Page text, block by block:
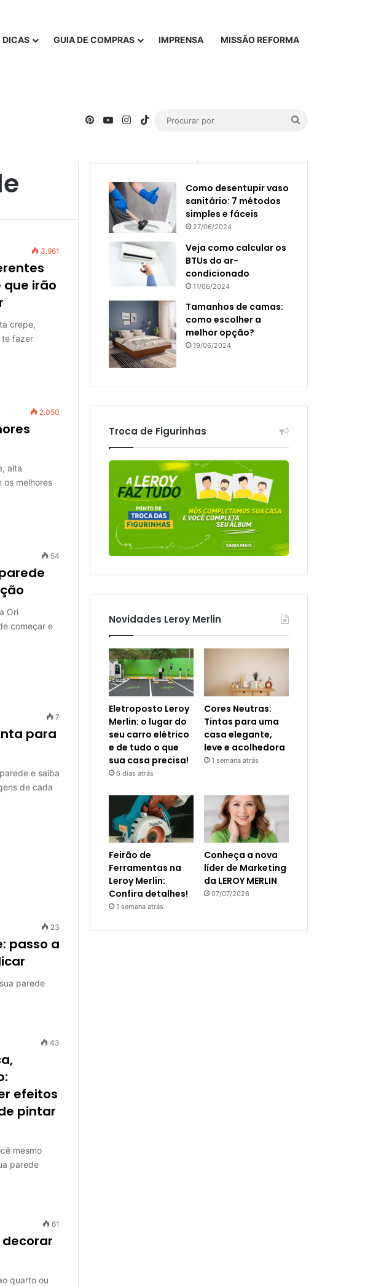
DICAS GUIA DE COMPRAS IMPRENSA MISSÃO REFORMA
PinterestYouTubeInstagram
TikTok
3.961
irão
crepe,
te fazer
2.050
alta
os melhores
54
Ori
começar e
7
para
e saiba
de cada
23
passo a
parede
43
efeitos
pintar
mesmo
parede
61
quarto ou
Como desentupir vaso
sanitário: 7 métodos
simples e fáceis
27/06/2024
Veja como calcular os
BTUs do ar-
condicionado
11/06/2024
Tamanhos de camas:
como escolher a
melhor opção?
19/06/2024
Troca de Figurinhas
Novidades Leroy Merlin
Eletroposto Leroy
Merlin: o lugar do
seu carro elétrico
e de tudo o que
sua casa precisa!
6 dias atrás
Cores Neutras:
Tintas para uma
casa elegante,
leve e acolhedora
1 semana atrás
Feirão de
Ferramentas na
Leroy Merlin:
Confira detalhes!
1 semana atrás
Conheça a nova
líder de Marketing
da LEROY MERLIN
07/07/2026